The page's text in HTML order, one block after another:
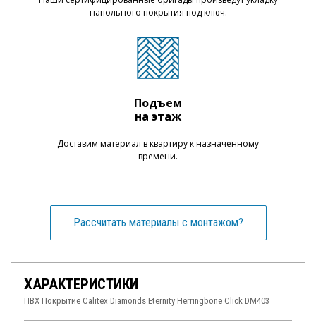
напольного покрытия под ключ.
Подъем
на этаж
Доставим материал в квартиру к назначенному
времени.
Рассчитать материалы с монтажом?
ХАРАКТЕРИСТИКИ
ПВХ Покрытие Calitex Diamonds Eternity Herringbone Click DM403